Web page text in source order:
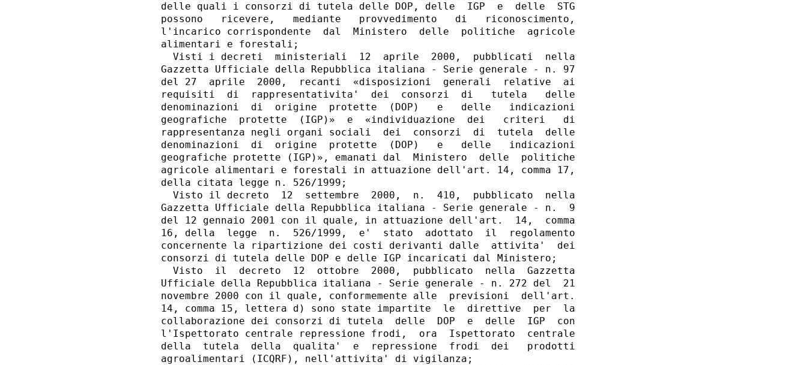
delle quali i consorzi di tutela delle DOP, delle  IGP  e  delle  STG
possono   ricevere,   mediante   provvedimento   di   riconoscimento,
l'incarico corrispondente  dal  Ministero  delle  politiche  agricole
alimentari e forestali;
  Visti i decreti  ministeriali  12  aprile  2000,  pubblicati  nella
Gazzetta Ufficiale della Repubblica italiana - Serie generale - n. 97
del 27  aprile  2000,  recanti  «disposizioni  generali  relative  ai
requisiti  di  rappresentativita'  dei  consorzi  di   tutela   delle
denominazioni  di  origine  protette  (DOP)   e   delle   indicazioni
geografiche  protette  (IGP)»  e  «individuazione  dei   criteri   di
rappresentanza negli organi sociali  dei  consorzi  di  tutela  delle
denominazioni  di  origine  protette  (DOP)   e   delle   indicazioni
geografiche protette (IGP)», emanati dal  Ministero  delle  politiche
agricole alimentari e forestali in attuazione dell'art. 14, comma 17,
della citata legge n. 526/1999;
  Visto il decreto  12  settembre  2000,  n.  410,  pubblicato  nella
Gazzetta Ufficiale della Repubblica italiana - Serie generale - n.  9
del 12 gennaio 2001 con il quale, in attuazione dell'art.  14,  comma
16, della  legge  n.  526/1999,  e'  stato  adottato  il  regolamento
concernente la ripartizione dei costi derivanti dalle  attivita'  dei
consorzi di tutela delle DOP e delle IGP incaricati dal Ministero;
  Visto  il  decreto  12  ottobre  2000,  pubblicato  nella  Gazzetta
Ufficiale della Repubblica italiana - Serie generale - n. 272 del  21
novembre 2000 con il quale, conformemente alle  previsioni  dell'art.
14, comma 15, lettera d) sono state impartite  le  direttive  per  la
collaborazione dei consorzi di tutela  delle  DOP  e  delle  IGP  con
l'Ispettorato centrale repressione frodi,  ora  Ispettorato  centrale
della  tutela  della  qualita'  e  repressione  frodi  dei   prodotti
agroalimentari (ICQRF), nell'attivita' di vigilanza;